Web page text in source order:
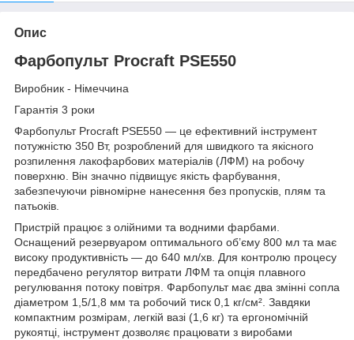
Опис
Фарбопульт Procraft PSE550
Виробник - Німеччина
Гарантія 3 роки
Фарбопульт Procraft PSE550 — це ефективний інструмент
потужністю 350 Вт, розроблений для швидкого та якісного
розпилення лакофарбових матеріалів (ЛФМ) на робочу
поверхню. Він значно підвищує якість фарбування,
забезпечуючи рівномірне нанесення без пропусків, плям та
патьоків.
Пристрій працює з олійними та водними фарбами.
Оснащений резервуаром оптимального об’єму 800 мл та має
високу продуктивність — до 640 мл/хв. Для контролю процесу
передбачено регулятор витрати ЛФМ та опція плавного
регулювання потоку повітря. Фарбопульт має два змінні сопла
діаметром 1,5/1,8 мм та робочий тиск 0,1 кг/см². Завдяки
компактним розмірам, легкій вазі (1,6 кг) та ергономічній
рукоятці, інструмент дозволяє працювати з виробами